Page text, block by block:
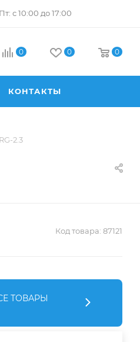
с 10:00 до 17:00
0 0 0
КОНТАКТЫ
2.3
Код товара: 87121
ТОВАРЫ